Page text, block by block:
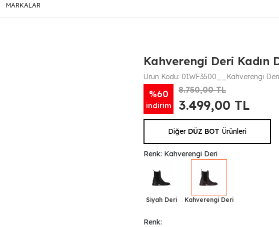
MARKALAR
Kahverengi Deri Kadın
Ürün Kodu: 01WF3500__Kahverengi Deri
%60
indirim
8.750,00 TL
3.499,00 TL
Diğer DÜZ BOT Ürünleri
Renk: Kahverengi Deri
Siyah Deri Kahverengi Deri
Renk: